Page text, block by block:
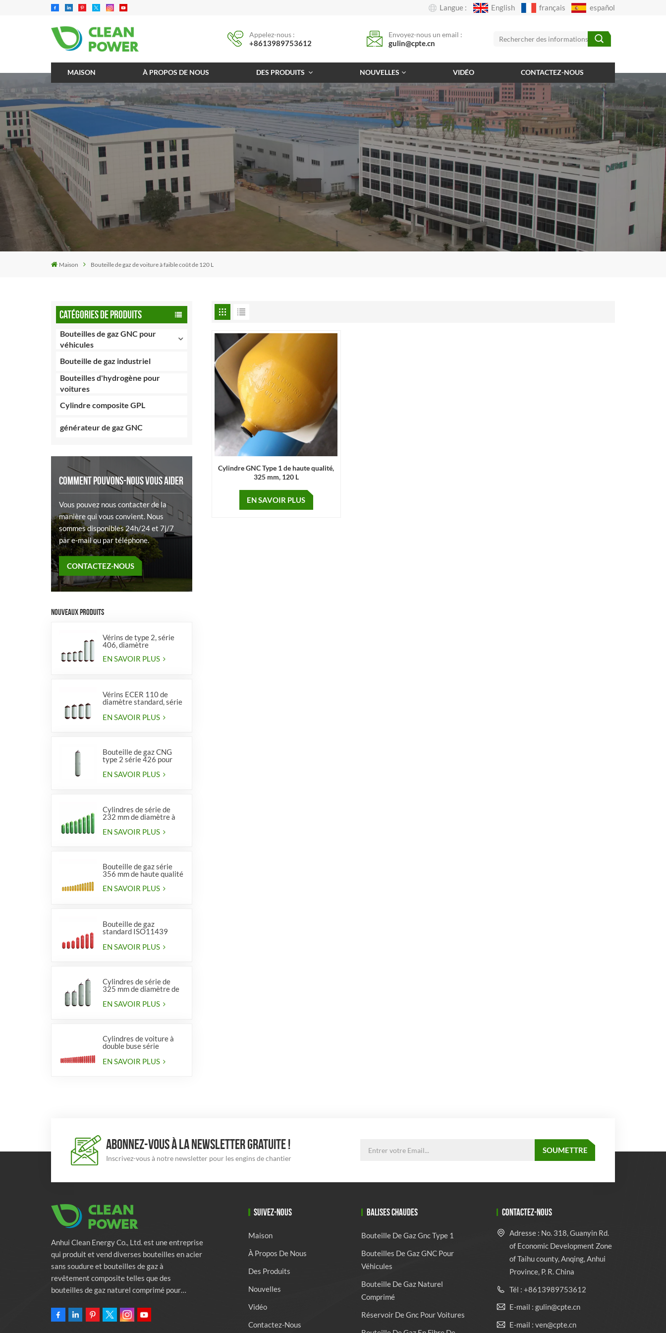
Langue : English français español
Appelez-nous :
+8613989753612
Envoyez-nous un email :
gulin@cpte.cn
MAISON À PROPOS DE NOUS DES PRODUITS NOUVELLES VIDÉO CONTACTEZ-NOUS
Maison Bouteille de gaz de voiture à faible coût de 120 L
CATÉGORIES DE PRODUITS
Bouteilles de gaz GNC pour
véhicules
Bouteille de gaz industriel
Bouteilles d'hydrogène pour
voitures
Cylindre composite GPL
générateur de gaz GNC
COMMENT POUVONS-NOUS VOUS AIDER
Vous pouvez nous contacter de la
manière qui vous convient. Nous
sommes disponibles 24h/24 et 7j/7
par e-mail ou par téléphone.
CONTACTEZ-NOUS
NOUVEAUX PRODUITS
Vérins de type 2, série
406, diamètre
EN SAVOIR PLUS
Vérins ECER 110 de
diamètre standard, série
EN SAVOIR PLUS
Bouteille de gaz CNG
type 2 série 426 pour
véhicules
EN SAVOIR PLUS
Cylindres de série de
232 mm de diamètre à
EN SAVOIR PLUS
Bouteille de gaz série
356 mm de haute qualité
EN SAVOIR PLUS
Bouteille de gaz
standard ISO11439
EN SAVOIR PLUS
Cylindres de série de
325 mm de diamètre de
véhicules
EN SAVOIR PLUS
Cylindres de voiture à
double buse série
EN SAVOIR PLUS
Cylindre GNC Type 1 de haute qualité,
325 mm, 120 L
EN SAVOIR PLUS
ABONNEZ-VOUS À LA NEWSLETTER GRATUITE !
Inscrivez-vous à notre newsletter pour les engins de chantier
Anhui Clean Energy Co., Ltd. est une entreprise
qui produit et vend diverses bouteilles en acier
sans soudure et bouteilles de gaz à
revêtement composite telles que des
bouteilles de gaz naturel comprimé pour
des bouteilles de lutte contre l'incendie.
SUIVEZ-NOUS
Maison
À Propos De Nous
Des Produits
Nouvelles
Vidéo
Contactez-Nous
BALISES CHAUDES
Bouteille De Gaz Gnc Type 1
Bouteilles De Gaz GNC Pour
Véhicules
Bouteille De Gaz Naturel
Comprimé
Réservoir De Gnc Pour Voitures
CONTACTEZ-NOUS
Adresse : No. 318, Guanyin Rd.
of Economic Development Zone
of Taihu county, Anqing, Anhui
Province, P. R. China
Tél : +8613989753612
E-mail : gulin@cpte.cn
E-mail : ven@cpte.cn